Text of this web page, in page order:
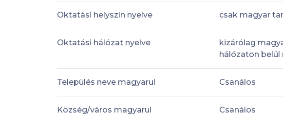
Oktatási helyszín nyelve csak magyar
Oktatási hálózat nyelve
kizárólag
hálózaton
Település neve magyarul Csanálos
Község/város magyarul Csanálos